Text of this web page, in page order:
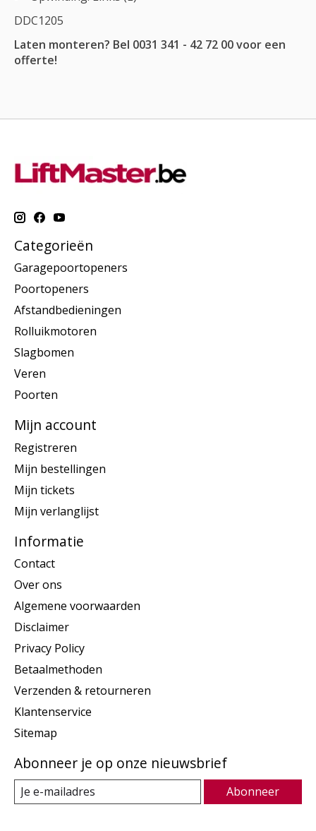
DDC1205
Laten monteren? Bel 0031 341 - 42 72 00 voor een
offerte!
Categorieën
Garagepoortopeners
Poortopeners
Afstandbedieningen
Rolluikmotoren
Slagbomen
Veren
Poorten
Mijn account
Registreren
Mijn bestellingen
Mijn tickets
Mijn verlanglijst
Informatie
Contact
Over ons
Algemene voorwaarden
Disclaimer
Privacy Policy
Betaalmethoden
Verzenden & retourneren
Klantenservice
Sitemap
Abonneer je op onze nieuwsbrief
Abonneer